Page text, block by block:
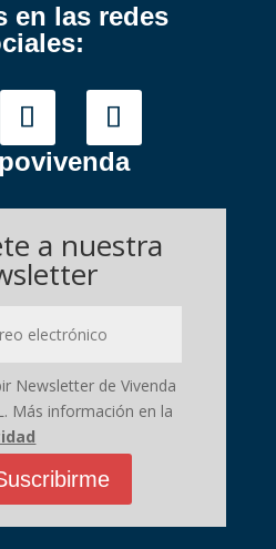
en las redes
a nuestra
Newsletter de Vivenda
Más información en la